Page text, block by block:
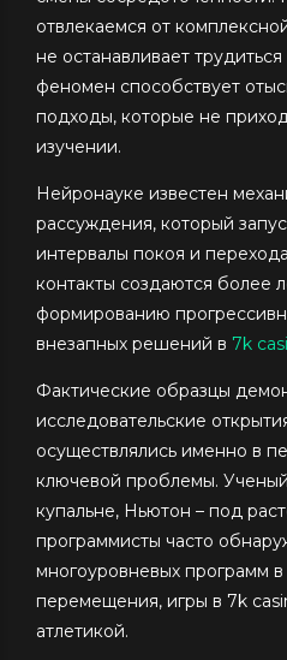
отвлекаемся от
не останавливает
феномен способствует
подходы, которые не
изучении.
Нейронауке известен
рассуждения, который
интервалы покоя и
контакты создаются более
формированию
внезапных решений в 7k
Фактические образцы
исследовательские
осуществлялись именно в
ключевой проблемы.
купальне, Ньютон – под
программисты часто
многоуровневых программ
перемещения, игры в 7k
атлетикой.